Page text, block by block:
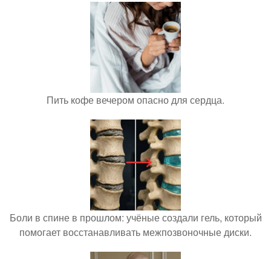
Пить кофе вечером опасно для сердца.
Боли в спине в прошлом: учёные создали гель, который
помогает восстанавливать межпозвоночные диски.